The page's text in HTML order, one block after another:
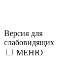
Версия для
слабовидящих
МЕНЮ